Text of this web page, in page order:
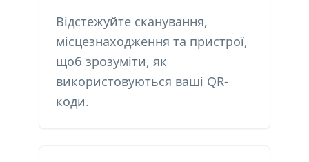
Відстежуйте сканування,
місцезнаходження та пристрої,
щоб зрозуміти, як
використовуються ваші QR-
коди.